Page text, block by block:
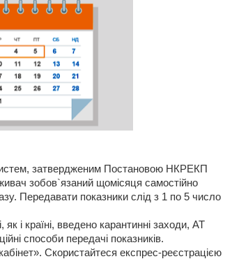
затвердженим Постановою НКРЕКП
зобов`язаний щомісяця самостійно
Передавати показники слід з 1 по 5 число
і країні, введено карантинні заходи, АТ
способи передачі показників.
Скористайтеся експрес-реєстрацією